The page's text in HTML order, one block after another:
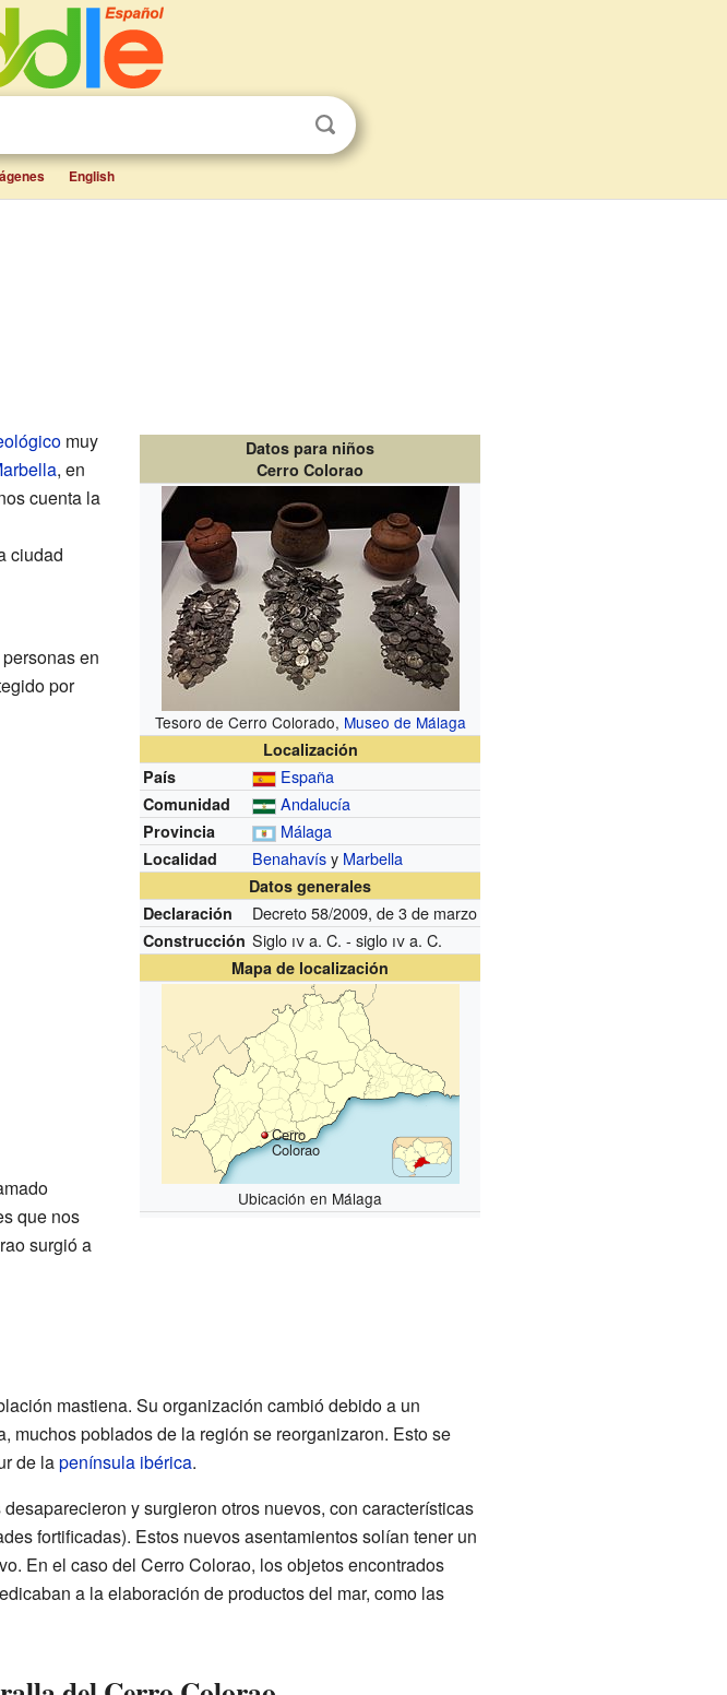
English
Datos para niños
Cerro Colorao
Tesoro de Cerro Colorado, Museo de Málaga
Localización
País
España
Comunidad Andalucía
Provincia Málaga
Localidad Benahavísy Marbella
Datos generales
Declaración
Decreto 58/2009, de 3 de marzo
Construcción Siglo iva. C. - siglo iva. C.
Mapa de localización
Cerro
Colorao
Ubicación en Málaga
muy
, en
cuenta la
ciudad
en
por
que nos
surgió a
mastiena. Su organización cambió debido a un
muchos poblados de la región se reorganizaron. Esto se
de lapenínsula ibérica.
y surgieron otros nuevos, con características
fortificadas). Estos nuevos asentamientos solían tener un
En el caso del Cerro Colorao, los objetos encontrados
a la elaboración de productos del mar, como las